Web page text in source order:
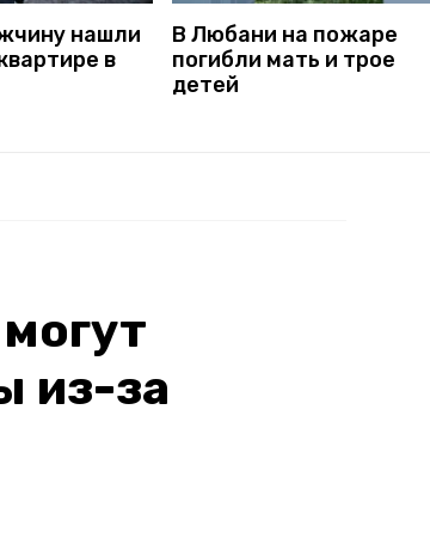
нашли
в
В Любани на пожаре
погибли мать и трое
детей
из-за